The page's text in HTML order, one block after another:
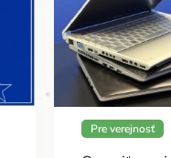
Pre verejnosť